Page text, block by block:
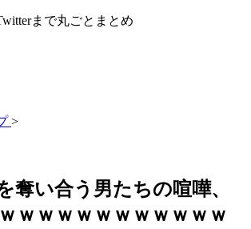
まで丸ごとまとめ
>
奪い合う男たちの喧嘩、
ｗｗｗｗｗｗｗｗｗｗｗ